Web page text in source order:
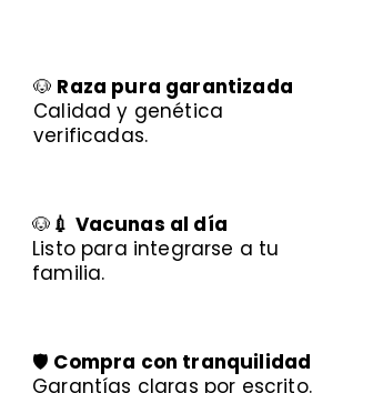
🐶 Raza pura garantizada
Calidad y genética
verificadas.
🐶 💉 Vacunas al día
Listo para integrarse a tu
familia.
🛡️ Compra con tranquilidad
Garantías claras por escrito.